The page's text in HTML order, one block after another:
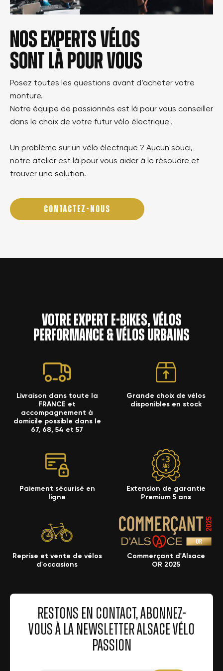
Nos experts vélos
sont là pour vous
Posez toutes les questions avant d’acheter votre
monture.
Notre équipe de passionnés est là pour vous conseiller
dans le choix de votre futur vélo électrique !
Un problème sur un vélo électrique ? Aucun souci,
notre atelier est là pour vous aider à le résoudre et
trouver une solution.
CONTACTEZ-NOUS
Votre expert e-bikes, vélos
performance & vélos urbains
Livraison dans toute la
FRANCE et
accompagnement à
domicile possible dans le
67, 68, 54 et 57
Grande choix de vélos
disponibles en stock
Paiement sécurisé en
ligne
Extension de garantie
Premium 5 ans
Reprise et vente de vélos
d'occasions
Commerçant d'Alsace
OR 2025
RESTONS EN CONTACT, ABONNEZ-
VOUS À LA NEWSLETTER ALSACE VÉLO
PASSION